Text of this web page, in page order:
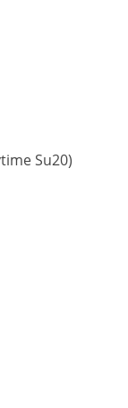
Su20)